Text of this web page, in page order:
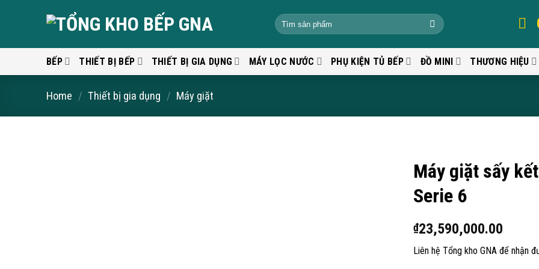
BẾP THIẾT BỊ BẾP THIẾT BỊ GIA DỤNG MÁY LỌC NƯỚC PHỤ KIỆN TỦ BẾP ĐỒ MINI THƯƠNG HIỆU
Home / Thiết bị gia dụng / Máy giặt
Máy giặt sấy
Serie 6
₫23,590,000.00
Liên hệ Tổng kho GNA để nhận